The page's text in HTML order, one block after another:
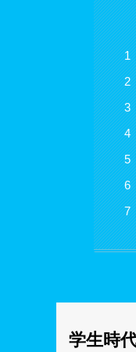
学生時